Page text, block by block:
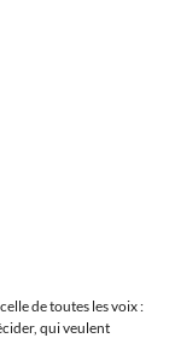
de toutes les voix :
qui veulent